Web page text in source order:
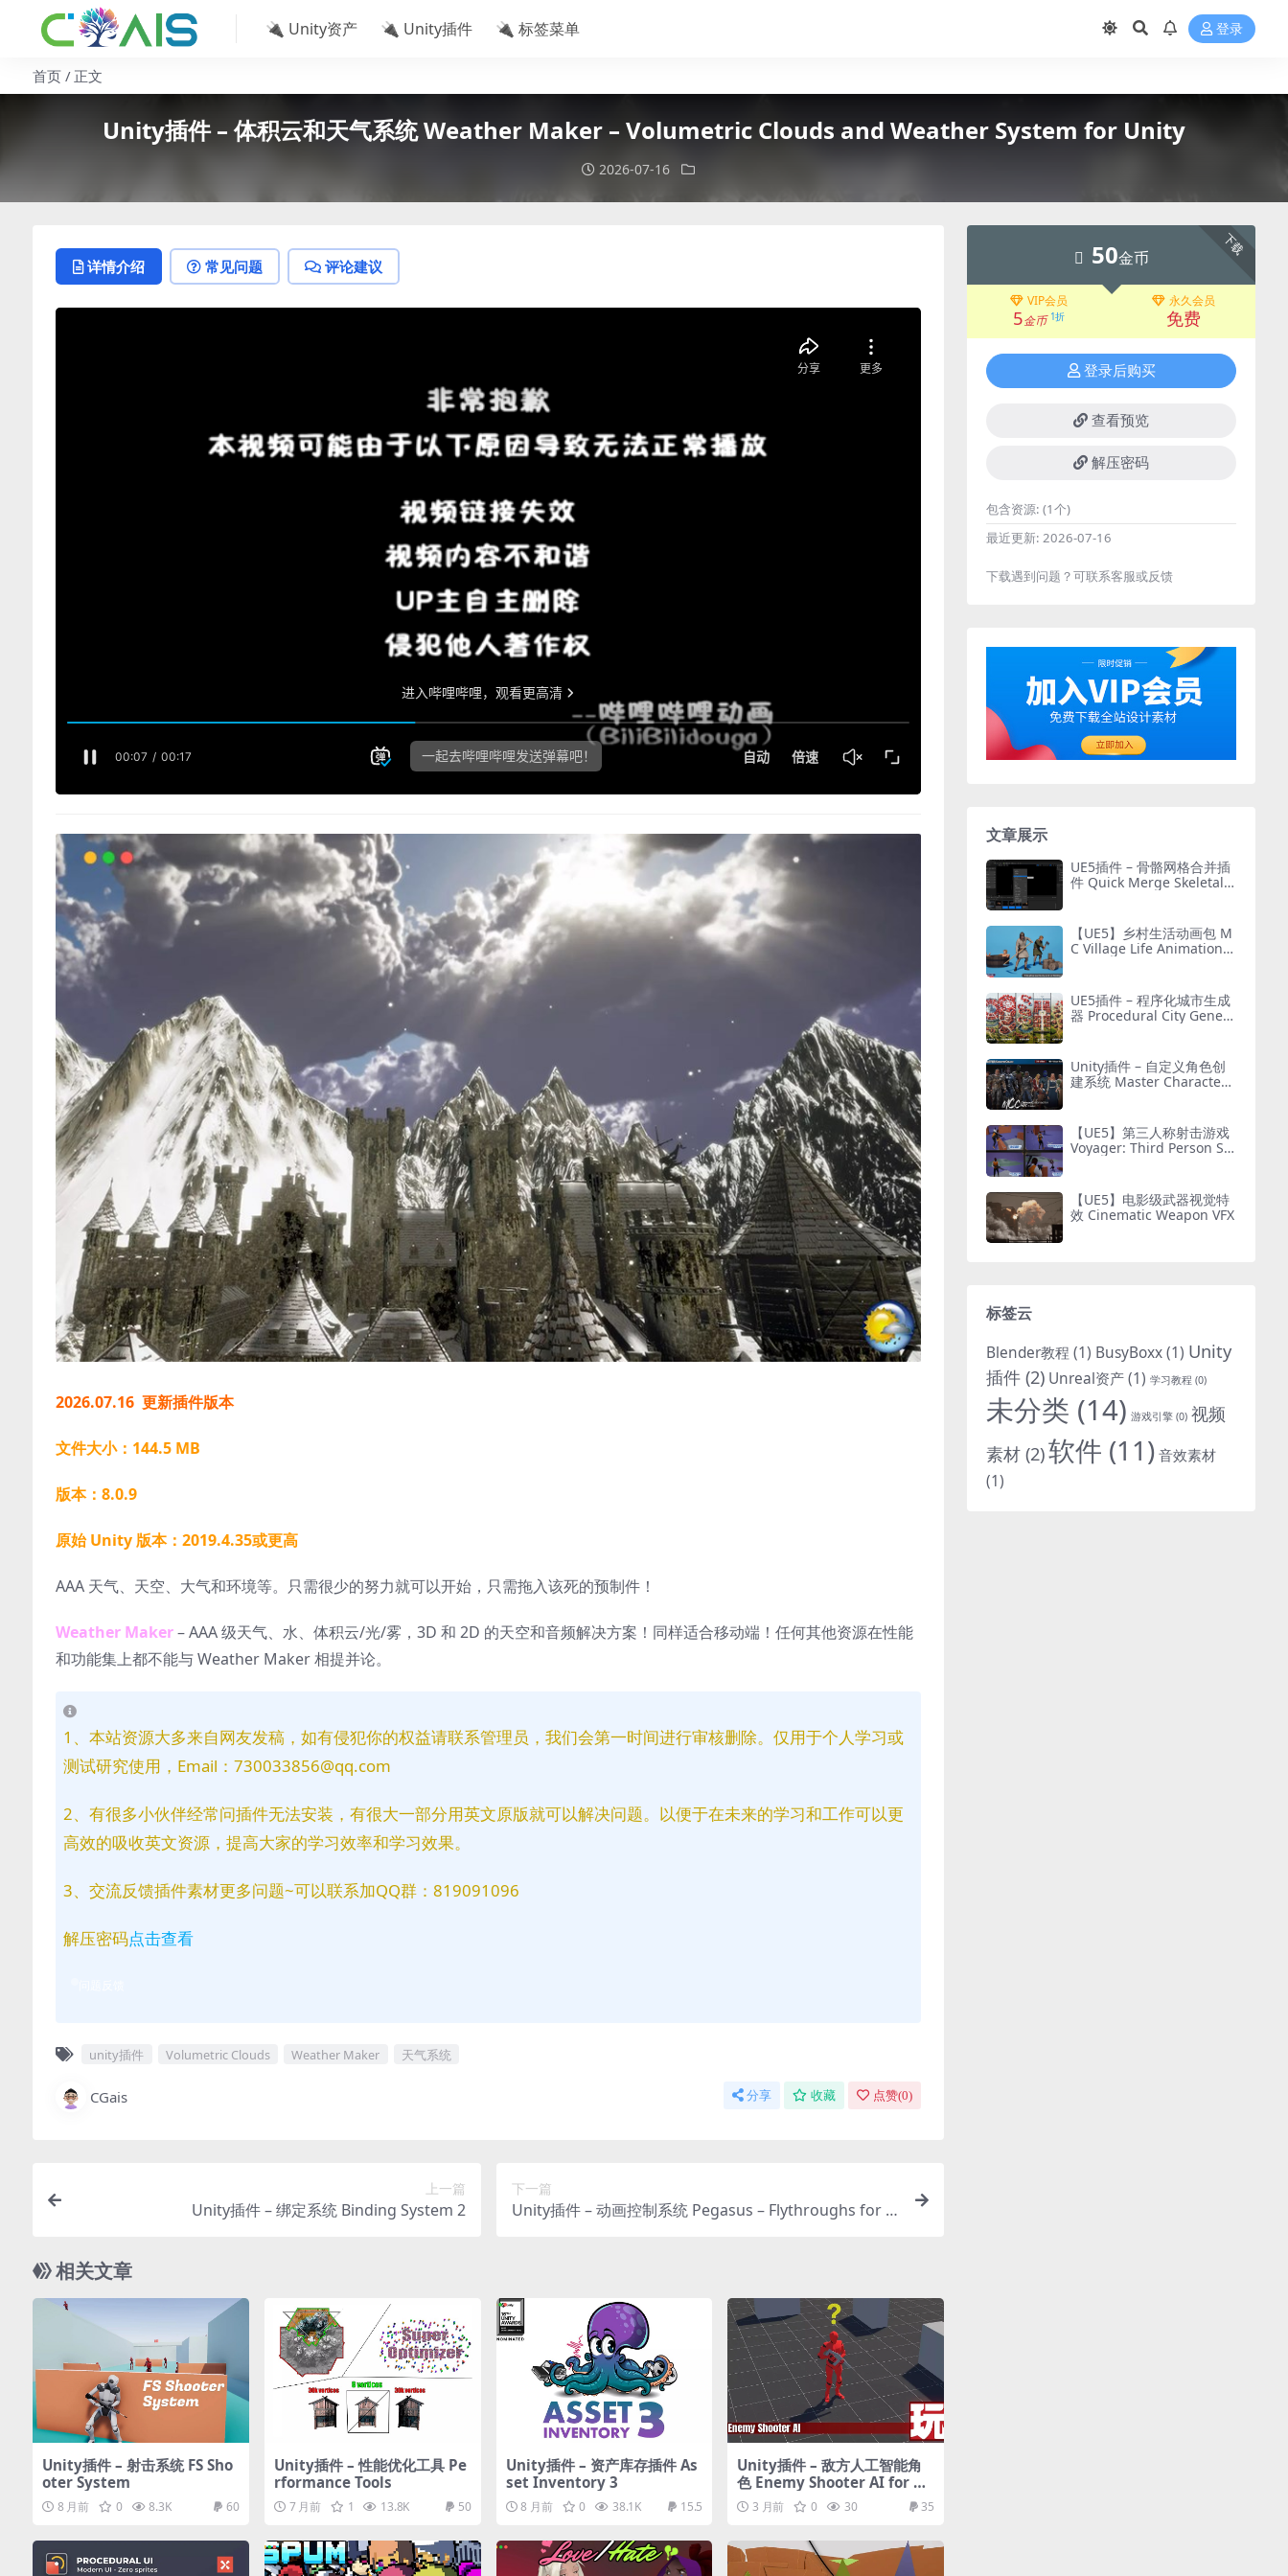
🔌 Unity资产 🔌 Unity插件 🔌 标签菜单 登录
首页 正文
Unity插件 – 体积云和天气系统 Weather Maker – Volumetric Clouds and Weather System for Unity
2026-07-16
详情介绍 常见问题 评论建议
2026.07.16 更新插件版本
文件大小：144.5 MB
版本：8.0.9
原始 Unity 版本：2019.4.35或更高
AAA 天气、天空、大气和环境等。只需很少的努力就可以开始，只需拖入该死的预制件！
Weather Maker– AAA 级天气、水、体积云/光/雾，3D 和 2D 的天空和音频解决方案！同样适合移动端！任何其他资源在性能
和功能集上都不能与 Weather Maker 相提并论。
1、本站资源大多来自网友发稿，如有侵犯你的权益请联系管理员，我们会第一时间进行审核删除。仅用于个人学习或
测试研究使用，Email：730033856@qq.com
2、有很多小伙伴经常问插件无法安装，有很大一部分用英文原版就可以解决问题。以便于在未来的学习和工作可以更
高效的吸收英文资源，提高大家的学习效率和学习效果。
3、交流反馈插件素材更多问题~可以联系加QQ群：819091096
解压密码点击查看
unity插件 Volumetric Clouds Weather Maker 天气系统
CGais 分享 收藏 点赞(0)
上一篇
Unity插件 – 绑定系统 Binding System 2
下一篇
Unity插件 – 动画控制系统 Pegasus – Flythroughs for U
相关文章
Unity插件 – 射击系统 FS Sho
oter System
8 月前 0 8.3K 60
Unity插件 – 性能优化工具 Pe
rformance Tools
7 月前 1 13.8K 50
Unity插件 – 资产库存插件 As
set Inventory 3
8 月前 0 38.1K 15.5
Unity插件 – 敌方人工智能角
色 Enemy Shooter AI for Pl
aymaker
3 月前 0 30 35
下载
50金币
VIP会员
5金币 1折
永久会员
免费
登录后购买
查看预览
解压密码
包含资源: (1个)
最近更新: 2026-07-16
下载遇到问题？可联系客服或反馈
文章展示
UE5插件 – 骨骼网格合并插
件 Quick Merge Skeletal
【UE5】乡村生活动画包 M
C Village Life Animation P
UE5插件 – 程序化城市生成
器 Procedural City Genera
Unity插件 – 自定义角色创
建系统 Master Character
【UE5】第三人称射击游戏
Voyager: Third Person Sh
【UE5】电影级武器视觉特
效 Cinematic Weapon VFX
标签云
Blender教程 (1) BusyBoxx(1) Unity
插件 (2) Unreal资产(1) 学习教程 (0)
未分类 (14) 游戏引擎 (0) 视频
素材 (2)软件 (11)音效素材
(1)